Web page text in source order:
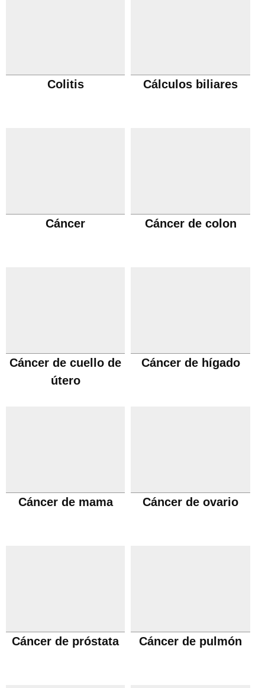
Colitis Cálculos biliares
Cáncer Cáncer de colon
Cáncer de cuello de
útero
Cáncer de hígado
Cáncer de mama Cáncer de ovario
Cáncer de próstata Cáncer de pulmón